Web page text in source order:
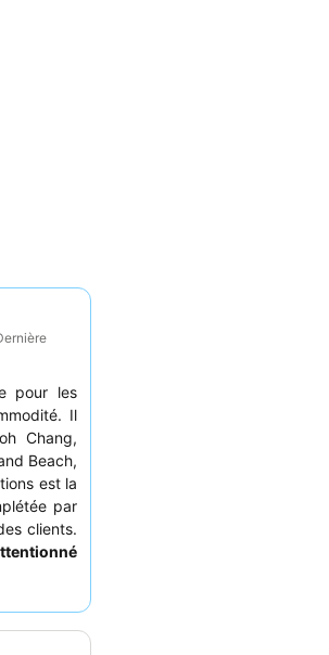
pour les
Il
Chang,
Beach,
est la
par
clients.
intime,